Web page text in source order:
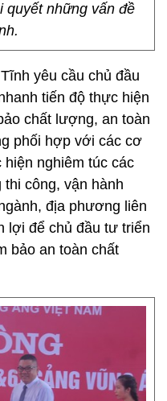
quyết những vấn đề
yêu cầu chủ đầu
tiến độ thực hiện
chất lượng, an toàn
phối hợp với các cơ
nghiêm túc các
công, vận hành
địa phương liên
lợi để chủ đầu tư triển
bảo an toàn chất